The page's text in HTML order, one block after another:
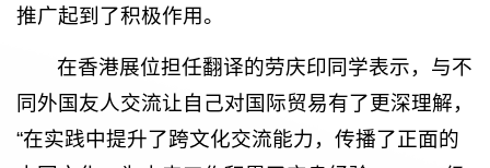
推广起到了积极作用。
在香港展位担任翻译的劳庆印同学表示，与不
同外国友人交流让自己对国际贸易有了更深理解，
“在实践中提升了跨文化交流能力，传播了正面的